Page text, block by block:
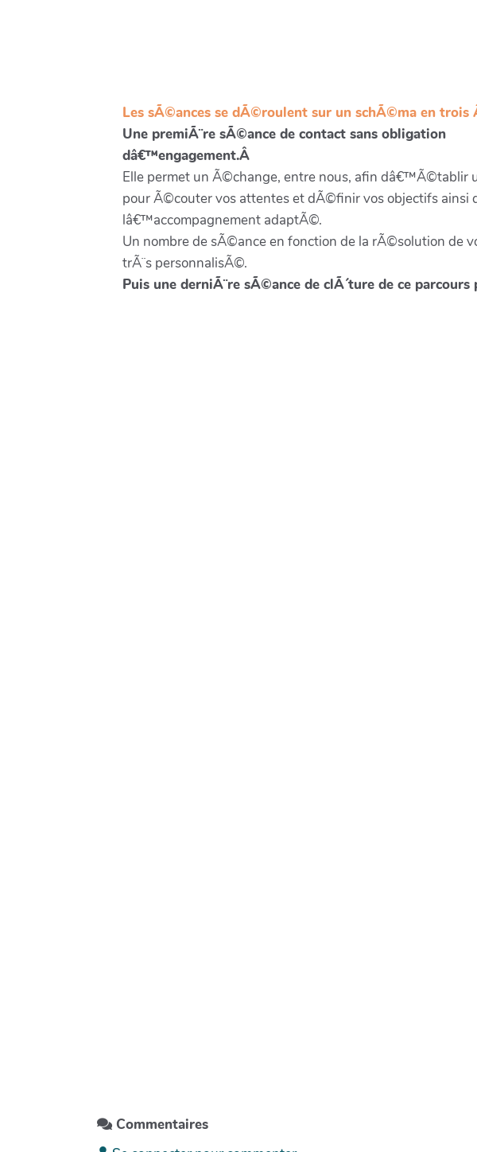
Les sÃ©ances se dÃ©roulent sur un schÃ©ma en trois
Une premiÃ¨re sÃ©ance de contact sans obligation
dâ€™engagement.Â
Elle permet un Ã©change, entre nous, afin dâ€™Ã©tablir
pour Ã©couter vos attentes et dÃ©finir vos objectifs ainsi
lâ€™accompagnement adaptÃ©.
Un nombre de sÃ©ance en fonction de la rÃ©solution de
trÃ¨s personnalisÃ©.
Puis une derniÃ¨re sÃ©ance de clÃ´ture de ce
Commentaires